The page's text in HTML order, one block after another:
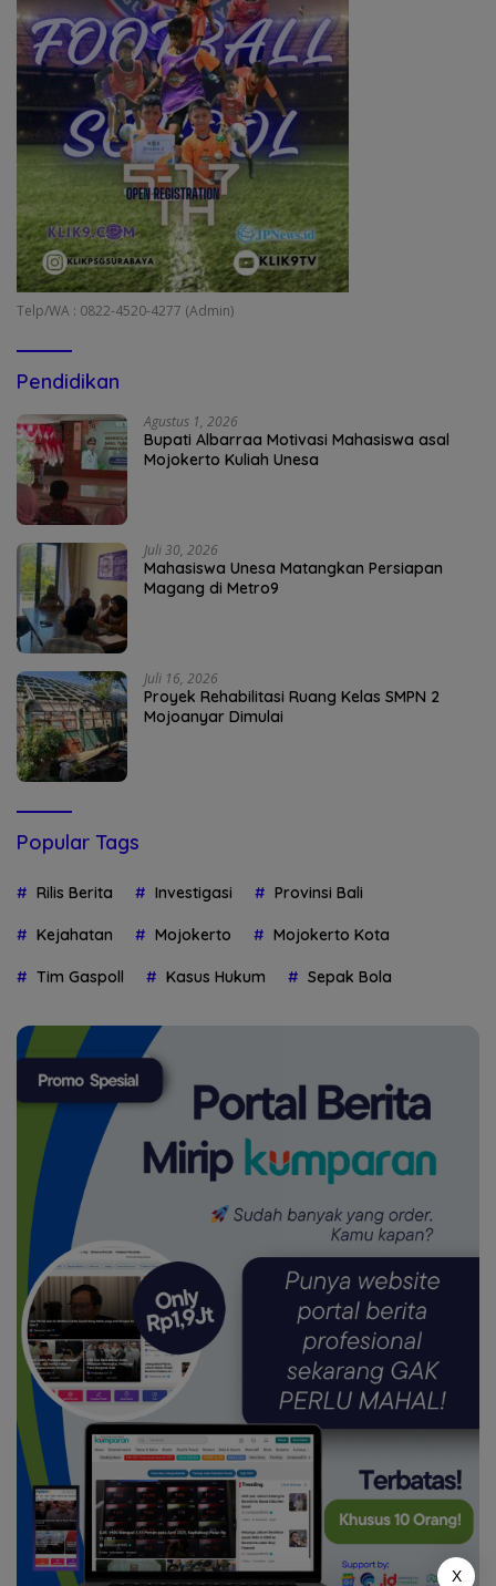
Telp/WA : 0822-4520-4277 (Admin)
Pendidikan
Agustus 1, 2026
Bupati Albarraa Motivasi Mahasiswa asal
Mojokerto Kuliah Unesa
Juli 30, 2026
Mahasiswa Unesa Matangkan Persiapan
Magang di Metro9
Juli 16, 2026
Proyek Rehabilitasi Ruang Kelas SMPN 2
Mojoanyar Dimulai
Popular Tags
Rilis Berita Investigasi Provinsi Bali
Kejahatan Mojokerto Mojokerto Kota
Tim Gaspoll Kasus Hukum Sepak Bola
X